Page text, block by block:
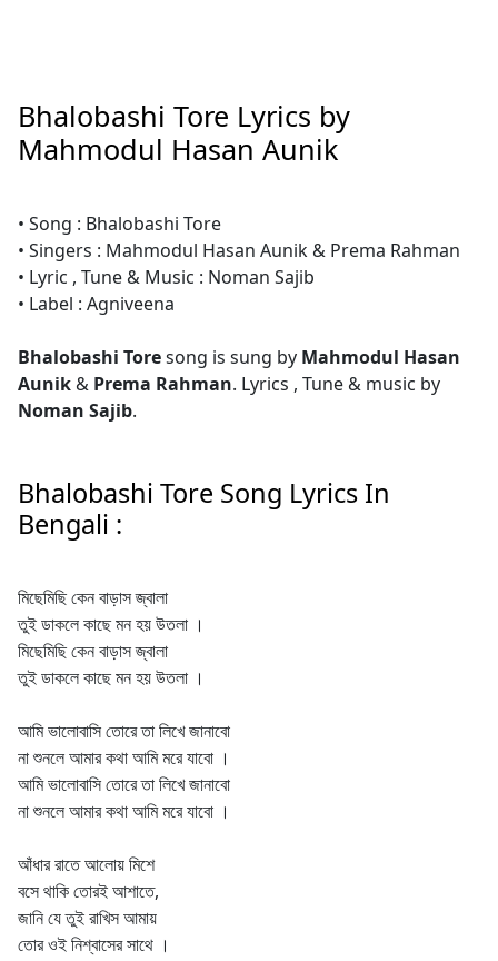
Bhalobashi Tore Lyrics by
Mahmodul Hasan Aunik
• Song : Bhalobashi Tore
• Singers : Mahmodul Hasan Aunik & Prema Rahman
• Lyric , Tune & Music : Noman Sajib
• Label : Agniveena
Bhalobashi Toresong is sung by Mahmodul Hasan
Aunik& Prema Rahman. Lyrics , Tune & music by
Noman Sajib.
Bhalobashi Tore Song Lyrics In
Bengali :
মিছেমিছি কেন বাড়াস জ্বালা
তুই ডাকলে কাছে মন হয় উতলা ।
মিছেমিছি কেন বাড়াস জ্বালা
তুই ডাকলে কাছে মন হয় উতলা ।
আমি ভালোবাসি তোরে তা লিখে জানাবো
না শুনলে আমার কথা আমি মরে যাবো ।
আমি ভালোবাসি তোরে তা লিখে জানাবো
না শুনলে আমার কথা আমি মরে যাবো ।
আঁধার রাতে আলোয় মিশে
বসে থাকি তোরই আশাতে,
জানি যে তুই রাখিস আমায়
তোর ওই নিশ্বাসের সাথে ।